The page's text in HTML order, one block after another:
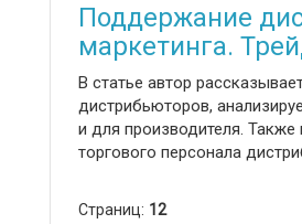
Поддержание
маркетинга.
В статье автор
дистрибьюторов,
и для производителя.
торгового персонала
Страниц: 12